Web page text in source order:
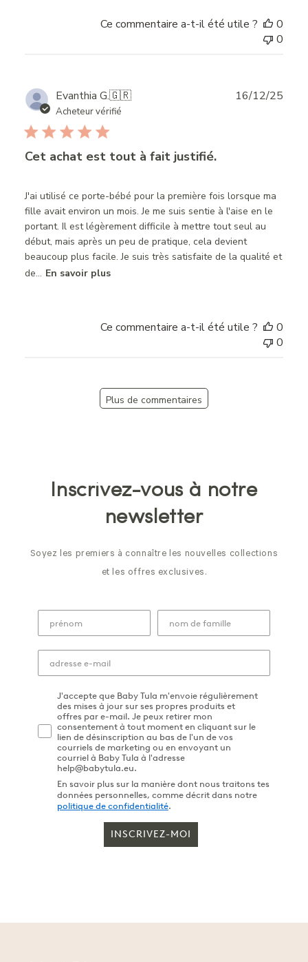
Ce commentaire a-t-il été utile ?
0
0
Evanthia G.🇬🇷
Acheteur vérifié
Cet achat est tout à fait justifié.
J'ai utilisé ce porte-bébé pour la première fois lorsque ma
fille avait environ un mois. Je me suis sentie à l'aise en le
portant. Il est légèrement difficile à mettre tout seul au
début, mais après un peu de pratique, cela devient
beaucoup plus facile. Je suis très satisfaite de la qualité et
de... En savoir plus
16/12/25
Ce commentaire a-t-il été utile ?
0
0
Plus de commentaires
Inscrivez-vous à notre
newsletter
Soyez les premiers à connaître les nouvelles collections
et les offres exclusives.
J'accepte que Baby Tula m'envoie régulièrement
des mises à jour sur ses propres produits et
offres par e-mail. Je peux retirer mon
consentement à tout moment en cliquant sur le
lien de désinscription au bas de l'un de vos
courriels de marketing ou en envoyant un
courriel à Baby Tula à l'adresse
help@babytula.eu.
En savoir plus sur la manière dont nous traitons tes
données personnelles, comme décrit dans notre
politique de confidentialité.
INSCRIVEZ-MOI